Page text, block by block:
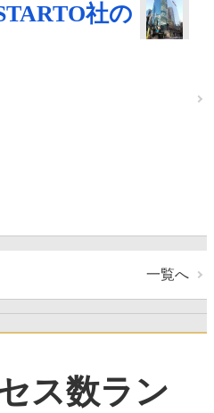
社の
一覧へ
ス数ラン